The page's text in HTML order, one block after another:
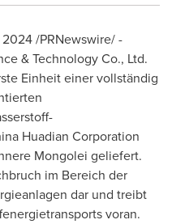
/PRNewswire/ -
& Technology Co., Ltd.
Einheit einer vollständig
Huadian Corporation
Mongolei geliefert.
im Bereich der
dar und treibt
voran.